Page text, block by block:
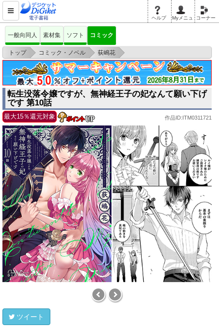
電子書籍 ヘルプ Myメニュ コーナー
一般向同人 素材集 ソフト コミック
トップ > コミック・ノベル > 荻嶋花
>
転生没落令嬢ですが、無神経王子の妃なんて願い下げです 第10話
転生没落令嬢ですが、無神経王子の妃なんて願い下げ
です 第10話
最大15％還元対象 作品ID:ITM0311721
ツイート